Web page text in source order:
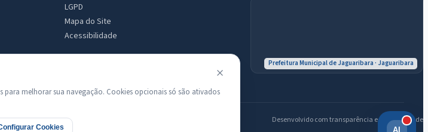
LGPD
Mapa do Site
Acessibilidade
Prefeitura Municipal de Jaguaribara · Jaguaribara
Desenvolvido com transparência e acessibilidade
para melhorar sua navegação. Cookies opcionais só são ativados
Cookies AI